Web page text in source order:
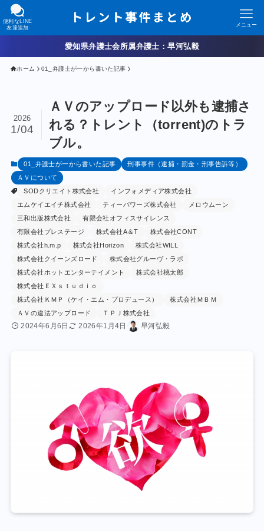
便利なLINE
友達追加
メニュー
愛知県弁護士会所属弁護士：早河弘毅
ホーム 01_弁護士が一から書いた記事
ＡＶのアップロード以外も逮捕さ
れる？トレント（torrent)のトラ
ブル。
2026
1/04
01_弁護士が一から書いた記事
刑事事件（逮捕・罰金・刑事告訴等）
ＡＶについて
SODクリエイト株式会社
インフォメディア株式会社
エムケイエイチ株式会社
ティーパワーズ株式会社
メロウムーン
三和出版株式会社
有限会社オフィスサイレンス
有限会社プレステージ
株式会社A＆T
株式会社CONT
株式会社h.m.p
株式会社Horizon
株式会社WILL
株式会社クイーンズロード
株式会社グルーヴ・ラボ
株式会社ホットエンターテイメント
株式会社桃太郎
株式会社ＥＸｓｔｕｄｉｏ
株式会社ＫＭＰ（ケイ・エム・プロデュース）
株式会社ＭＢＭ
ＡＶの違法アップロード
ＴＰＪ株式会社
2024年6月6日 2026年1月4日 早河弘毅